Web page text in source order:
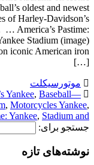
oldest and newest
of Harley-Davidson’s
America’s Pastime:
Stadium (image)
[…]
موتورسیکلت
Yankee, Baseball—
, Motorcycles Yankee,
Yankee, Stadium and
جستجو برای:
نوشته‌های تازه